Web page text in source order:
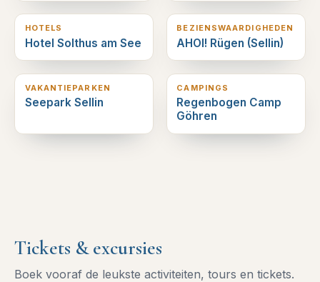
HOTELS
Hotel Solthus am See
BEZIENSWAARDIGHEDEN
AHOI! Rügen (Sellin)
2 km verderop
VAKANTIEPARKEN
Seepark Sellin
2 km verderop
CAMPINGS
Regenbogen Camp
Göhren
Tickets & excursies
Boek vooraf de leukste activiteiten, tours en tickets.